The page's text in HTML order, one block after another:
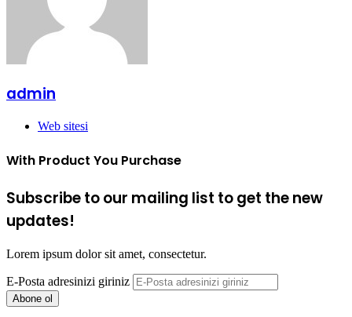
admin
Web sitesi
With Product You Purchase
Subscribe to our mailing list to get the new
updates!
Lorem ipsum dolor sit amet, consectetur.
E-Posta adresinizi giriniz